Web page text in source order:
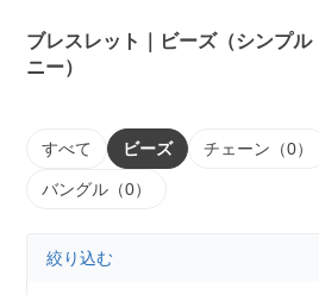
ブレスレット｜ビーズ（シンプル
ニー）
すべて ビーズ チェーン（0）
バングル（0）
絞り込む